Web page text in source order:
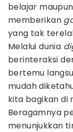
belajar
memberikan
yang tak
Melalui dunia
berinteraksi
bertemu
mudah
kita bagikan di
Beragamnya
menunjukkan